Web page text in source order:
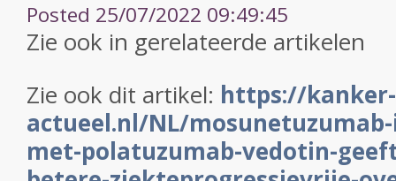
Posted 25/07/2022 09:49:45
Zie ook in gerelateerde artikelen
Zie ook dit artikel: https://kanker-
actueel.nl/NL/
met-polatuzumab-vedotin-